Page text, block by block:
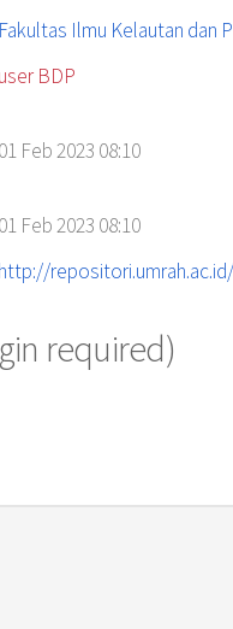
Fakultas Ilmu Kelautan dan
user BDP
01 Feb 2023 08:10
01 Feb 2023 08:10
http://
required)